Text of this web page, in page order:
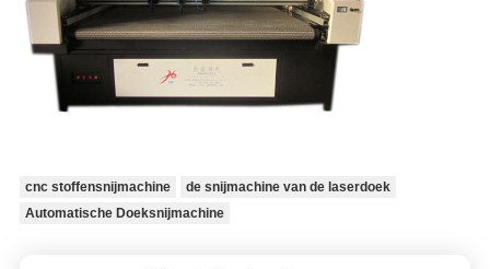
cnc stoffensnijmachine
de snijmachine van de laserdoek
Automatische Doeksnijmachine